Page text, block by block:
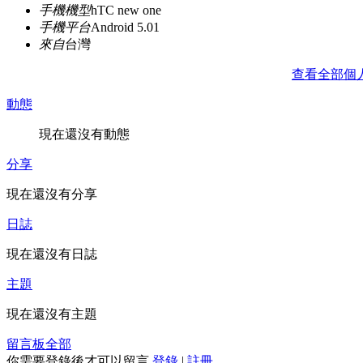
手機機型hTC new one
手機平台Android 5.01
來自台灣
查看全部個
動態
現在還沒有動態
分享
現在還沒有分享
日誌
現在還沒有日誌
主題
現在還沒有主題
留言板全部